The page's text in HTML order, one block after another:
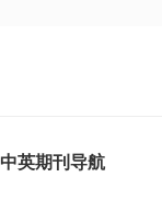
中英期刊导航